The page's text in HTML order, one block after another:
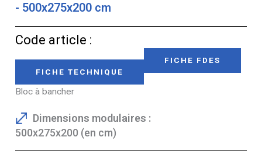
- 500x275x200 cm
Code article :
FICHE TECHNIQUE
FICHE FDES
Bloc à bancher
Dimensions modulaires :
500x275x200 (en cm)